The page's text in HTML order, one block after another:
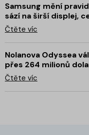
Samsung mění
sází na širší displej,
Čtěte víc
Nolanova Odyssea
přes 264 milionů
Čtěte víc